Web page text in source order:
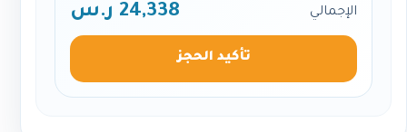
الإجمالي 24,338 ر.س
تأكيد الحجز